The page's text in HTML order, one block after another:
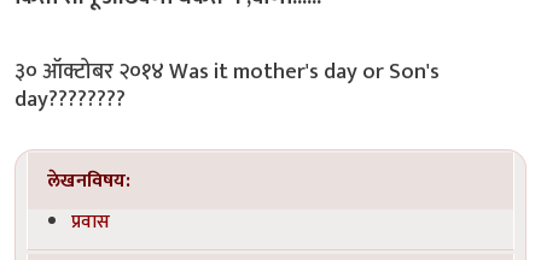
३० ऑक्टोबर २०१४ Was it mother's day or Son's
day????????
लेखनविषय:
प्रवास